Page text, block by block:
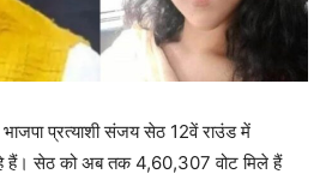
भाजपा प्रत्याशी संजय सेठ 12वें राउंड में
हैं। सेठ को अब तक 4,60,307 वोट मिले हैं